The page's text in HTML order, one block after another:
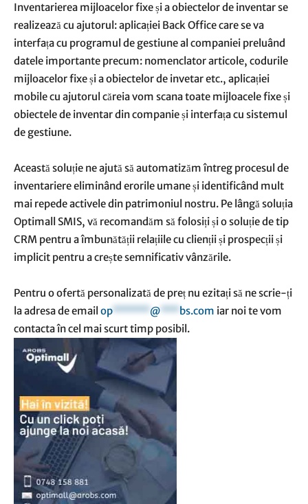
Inventarierea mijloacelor fixe și a obiectelor de inventar se
realizează cu ajutorul: aplicației Back Office care se va
interfața cu programul de gestiune al companiei preluând
datele importante precum: nomenclator articole, codurile
mijloacelor fixe și a obiectelor de invetar etc., aplicației
mobile cu ajutorul căreia vom scana toate mijloacele fixe și
obiectele de inventar din companie și interfața cu sistemul
de gestiune.
Această soluție ne ajută să automatizăm întreg procesul de
inventariere eliminând erorile umane și identificând mult
mai repede activele din patrimoniul nostru. Pe lângă soluția
Optimall SMIS, vă recomandăm să folosiți și o soluție de tip
CRM pentru a îmbunătății relațiile cu clienții și prospecții și
implicit pentru a crește semnificativ vânzările.
Pentru o ofertă personalizată de preț nu ezitați să ne scrie-ți
la adresa de email op******@***bs.com iar noi te vom
contacta în cel mai scurt timp posibil.